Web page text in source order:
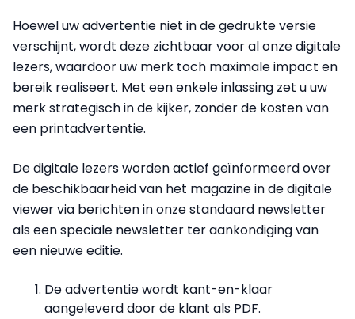
Hoewel uw advertentie niet in de gedrukte versie
verschijnt, wordt deze zichtbaar voor al onze digitale
lezers, waardoor uw merk toch maximale impact en
bereik realiseert. Met een enkele inlassing zet u uw
merk strategisch in de kijker, zonder de kosten van
een printadvertentie.
De digitale lezers worden actief geïnformeerd over
de beschikbaarheid van het magazine in de digitale
viewer via berichten in onze standaard newsletter
als een speciale newsletter ter aankondiging van
een nieuwe editie.
De advertentie wordt kant-en-klaar
aangeleverd door de klant als PDF.